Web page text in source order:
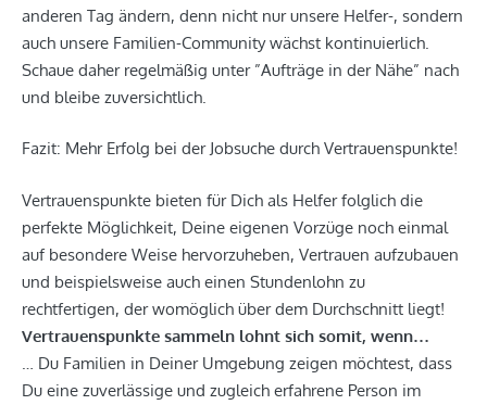
anderen Tag ändern, denn nicht nur unsere Helfer-, sondern
auch unsere Familien-Community wächst kontinuierlich.
Schaue daher regelmäßig unter ”Aufträge in der Nähe” nach
und bleibe zuversichtlich.
Fazit: Mehr Erfolg bei der Jobsuche durch Vertrauenspunkte!
Vertrauenspunkte bieten für Dich als Helfer folglich die
perfekte Möglichkeit, Deine eigenen Vorzüge noch einmal
auf besondere Weise hervorzuheben, Vertrauen aufzubauen
und beispielsweise auch einen Stundenlohn zu
rechtfertigen, der womöglich über dem Durchschnitt liegt!
Vertrauenspunkte sammeln lohnt sich somit, wenn…
… Du Familien in Deiner Umgebung zeigen möchtest, dass
Du eine zuverlässige und zugleich erfahrene Person im